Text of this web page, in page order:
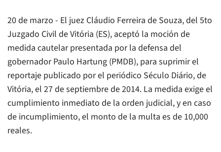
20 de marzo - El juez Cláudio Ferreira de Souza, del 5to
Juzgado Civil de Vitória (ES), aceptó la moción de
medida cautelar presentada por la defensa del
gobernador Paulo Hartung (PMDB), para suprimir el
reportaje publicado por el periódico Século Diário, de
Vitória, el 27 de septiembre de 2014. La medida exige el
cumplimiento inmediato de la orden judicial, y en caso
de incumplimiento, el monto de la multa es de 10,000
reales.